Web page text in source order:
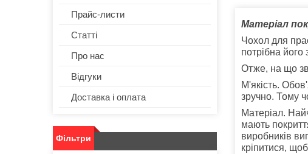
Матеріал
Чохол для
потрібна його
Отже, на що
М'якість.
зручно. Тому
Матеріал.
мають
виробників
кріпитися,
Прайс-листи
Статті
Про нас
Відгуки
Доставка і оплата
Фільтри